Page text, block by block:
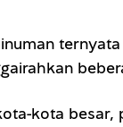
kota besar,